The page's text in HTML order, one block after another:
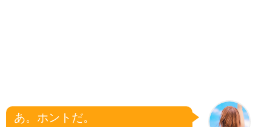
あ。ホントだ。